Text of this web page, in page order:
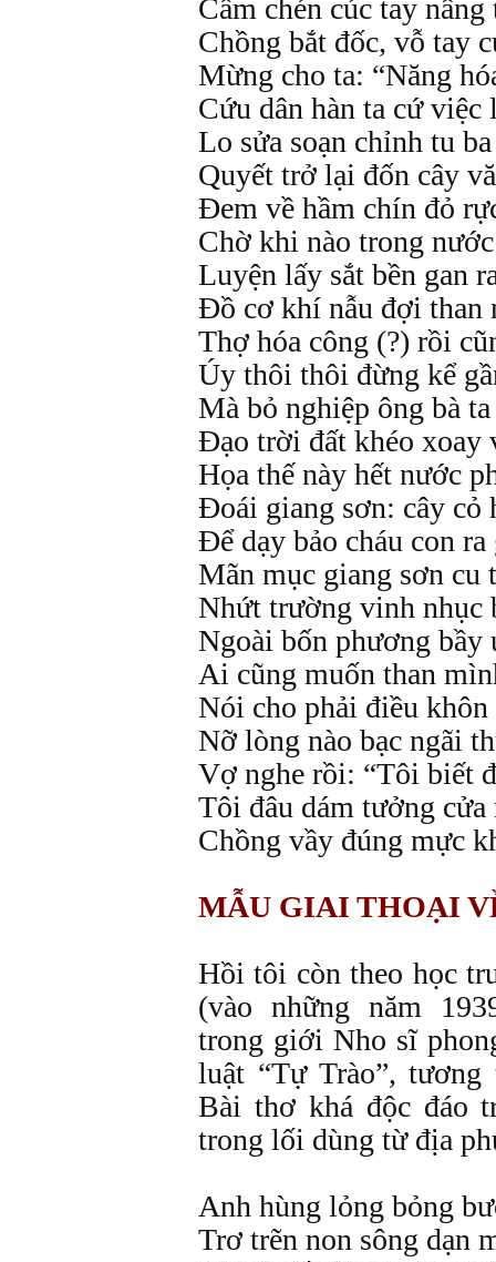
Cầm chén cúc tay
Chồng bắt đốc, vỗ tay
Mừng cho ta: “Năng
Cứu dân hàn ta cứ việc
Lo sửa soạn chỉnh tu
Quyết trở lại đốn cây
Đem về hầm chín đỏ
Chờ khi nào trong
Luyện lấy sắt bền gan
Đồ cơ khí nẫu đợi than
Thợ hóa công (?) rồi
Úy thôi thôi đừng kể
Mà bỏ nghiệp ông bà
Đạo trời đất khéo xoay
Họa thế này hết nước
Đoái giang sơn: cây cỏ
Để dạy bảo cháu con ra
Mãn mục giang sơn cu
Nhứt trường vinh nhục
Ngoài bốn phương bầy
Ai cũng muốn than
Nói cho phải điều khôn
Nỡ lòng nào bạc ngãi
Vợ nghe rồi: “Tôi biết
Tôi đâu dám tưởng cửa
Chồng vầy đúng mực
MẪU GIAI THOẠI
Hồi tôi còn theo học
(vào những năm
trong giới Nho sĩ
luật “Tự Trào”,
Bài thơ khá độc đáo
trong lối dùng từ địa
Anh hùng lỏng bỏng
Trơ trẽn non sông dạn